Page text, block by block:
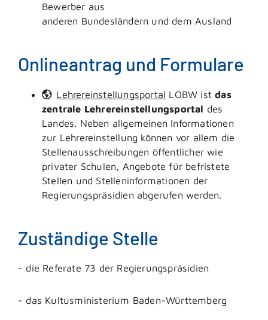
Bewerber aus
anderen Bundesländern und dem Ausland
Onlineantrag und Formulare
Lehrereinstellungsportal LOBW istdas
zentrale Lehrereinstellungsportal des
Landes. Neben allgemeinen Informationen
zur Lehrereinstellung können vor allem die
Stellenausschreibungen öffentlicher wie
privater Schulen, Angebote für befristete
Stellen und Stelleninformationen der
Regierungspräsidien abgerufen werden.
Zuständige Stelle
- die Referate 73 der Regierungspräsidien
- das Kultusministerium Baden-Württemberg